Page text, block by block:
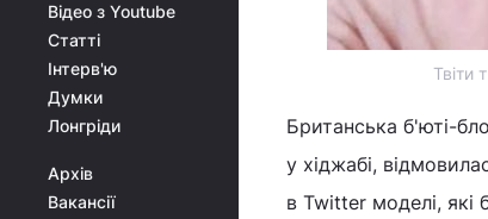
Відео з Youtube
Статті
Інтерв'ю
Думки
Лонгріди
Архів
Вакансії
Твіти
Британська б'юті-
у хіджабі,
в Twitter моделі, які